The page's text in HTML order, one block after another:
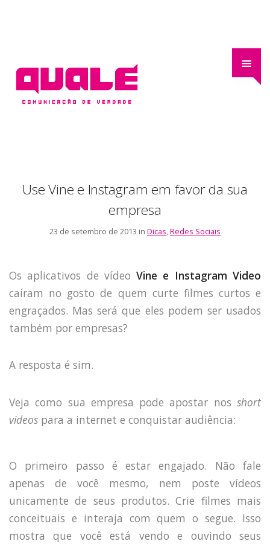
Use Vine e Instagram em favor da sua
empresa
23 de setembro de 2013 in Dicas,Redes Sociais
Os aplicativos de vídeoVine e Instagram Video
caíram no gosto de quem curte filmes curtos e
engraçados. Mas será que eles podem ser usados
também por empresas?
A resposta é sim.
Veja como sua empresa pode apostar nos short
videos para a internet e conquistar audiência:
O primeiro passo é estar engajado. Não fale
apenas de você mesmo, nem poste vídeos
unicamente de seus produtos. Crie filmes mais
conceituais e interaja com quem o segue. Isso
mostra que você está vendo e ouvindo seus